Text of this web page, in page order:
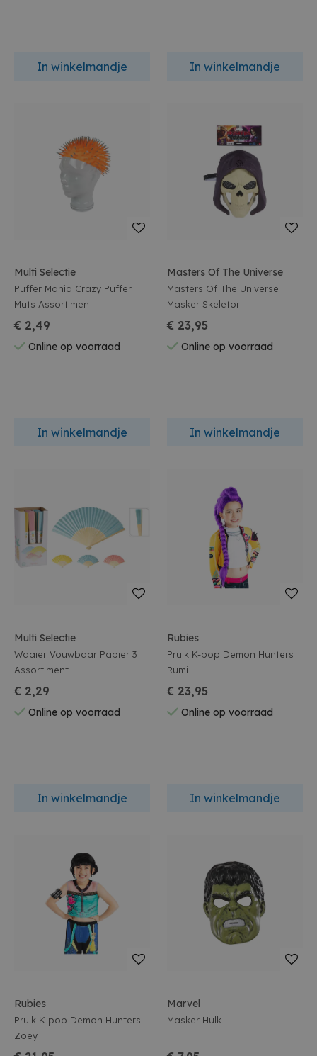
In winkelmandje In winkelmandje
Multi Selectie
Puffer Mania Crazy Puffer
Muts Assortiment
€ 2,49
Online op voorraad
In winkelmandje
Masters Of The Universe
Masters Of The Universe
Masker Skeletor
€ 23,95
Online op voorraad
In winkelmandje
Multi Selectie
Waaier Vouwbaar Papier 3
Assortiment
€ 2,29
Online op voorraad
In winkelmandje
Rubies
Pruik K-pop Demon Hunters
Rumi
€ 23,95
Online op voorraad
In winkelmandje
Rubies
Pruik K-pop Demon Hunters
Zoey
Marvel
Masker Hulk